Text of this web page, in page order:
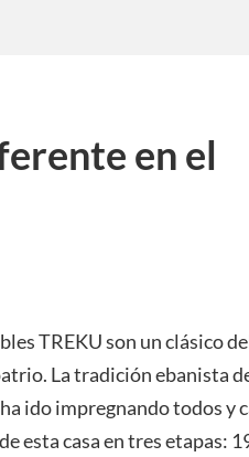
en el
TREKU son un clásico
La tradición ebanista
ido impregnando todos y
esta casa en tres etapas: